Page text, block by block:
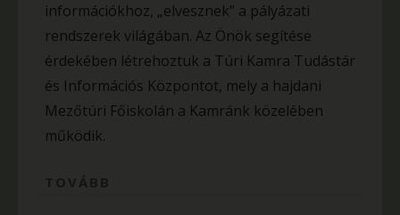
információkhoz, „elvesznek” a pályázati
rendszerek világában. Az Önök segítése
érdekében létrehoztuk a Túri Kamra Tudástár
és Információs Központot, mely a hajdani
Mezőtúri Főiskolán a Kamránk közelében
működik.